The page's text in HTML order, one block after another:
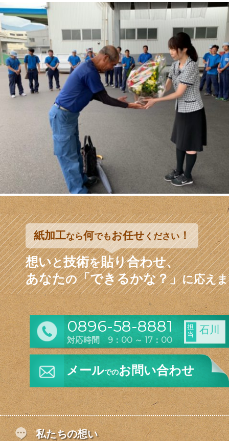
紙加工なら何でもお任せください！
想いと技術を貼り合わせ、
あなたの「できるかな？」に応え
0896-58-8881
対応時間 9：00 ～ 17：00
担
当
石川
メールでのお問い合わせ
私たちの想い